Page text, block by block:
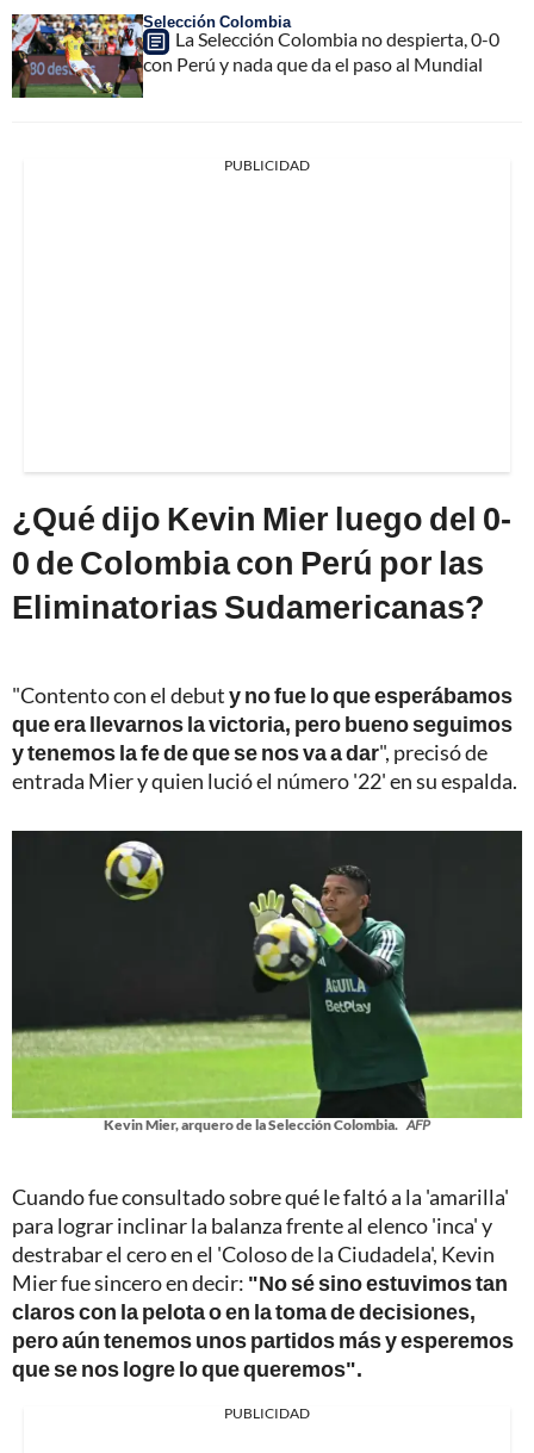
Selección Colombia
La Selección Colombia no despierta, 0-0
con Perú y nada que da el paso al Mundial
PUBLICIDAD
¿Qué dijo Kevin Mier luego del 0-
0 de Colombia con Perú por las
Eliminatorias Sudamericanas?
"Contento con el debuty no fue lo que esperábamos
que era llevarnos la victoria, pero bueno seguimos
y tenemos la fe de que se nos va a dar", precisó de
entrada Mier y quien lució el número '22' en su espalda.
Kevin Mier, arquero de la Selección Colombia. AFP
Cuando fue consultado sobre qué le faltó a la 'amarilla'
para lograr inclinar la balanza frente al elenco 'inca' y
destrabar el cero en el 'Coloso de la Ciudadela', Kevin
Mier fue sincero en decir: "No sé sino estuvimos tan
claros con la pelota o en la toma de decisiones,
pero aún tenemos unos partidos más y esperemos
que se nos logre lo que queremos".
PUBLICIDAD